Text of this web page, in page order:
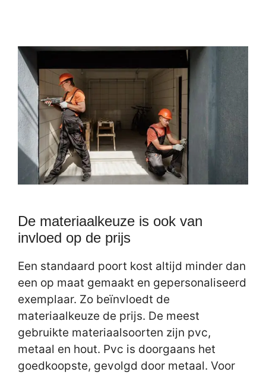
De materiaalkeuze is ook van
invloed op de prijs
Een standaard poort kost altijd minder dan
een op maat gemaakt en gepersonaliseerd
exemplaar. Zo beïnvloedt de
materiaalkeuze de prijs. De meest
gebruikte materiaalsoorten zijn pvc,
metaal en hout. Pvc is doorgaans het
goedkoopste, gevolgd door metaal. Voor